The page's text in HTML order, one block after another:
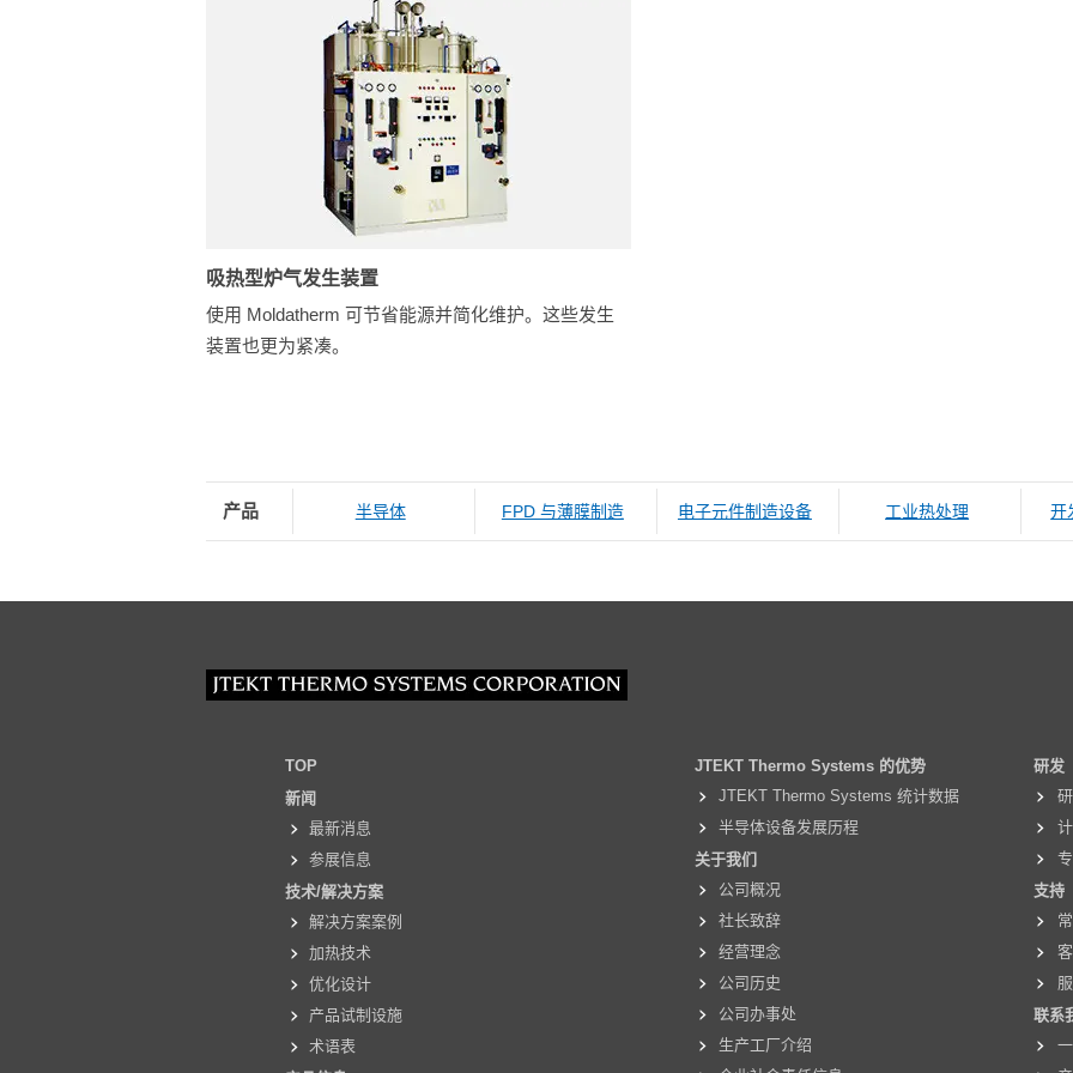
吸热型炉气发生装置
使用 Moldatherm 可节省能源并简化维护。这些发生
装置也更为紧凑。
产品 半导体 FPD 与薄膜制造 电子元件制造设备 工业热处理 开
TOP
新闻
最新消息
参展信息
技术/解决方案
解决方案案例
加热技术
优化设计
产品试制设施
术语表
JTEKT Thermo Systems 的优势
JTEKT Thermo Systems 统计数据
半导体设备发展历程
关于我们
公司概况
社长致辞
经营理念
公司历史
公司办事处
生产工厂介绍
研发
支持
联系